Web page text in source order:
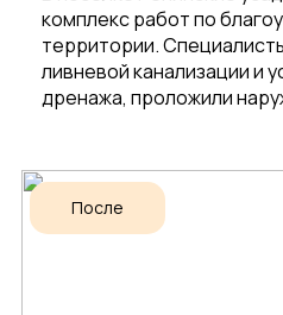
комплекс работ по
территории.
ливневой канализации и
дренажа, проложили
После